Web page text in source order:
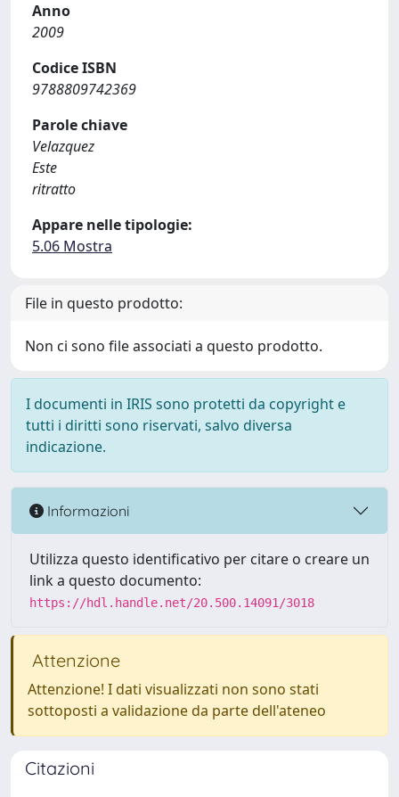
Anno
2009
Codice ISBN
9788809742369
Parole chiave
Velazquez
Este
ritratto
Appare nelle tipologie:
5.06 Mostra
File in questo prodotto:
Non ci sono file associati a questo prodotto.
I documenti in IRIS sono protetti da copyright e
tutti i diritti sono riservati, salvo diversa
indicazione.
Informazioni
Utilizza questo identificativo per citare o creare un
link a questo documento:
https://hdl.handle.net/20.500.14091/3018
Attenzione
Attenzione! I dati visualizzati non sono stati
sottoposti a validazione da parte dell'ateneo
Citazioni